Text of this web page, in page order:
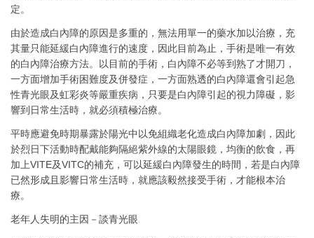
定。
由於造成白內障的原因是多重的，無法用單一的藥水加以治療，充
其量只能延緩白內障進行的速度，因此目前為止，手術是唯一有效
的白內障治療方法。以目前的手術，白內障不必等到熟了才開刀，
一方面增加手術困難度及併發症，一方面熟透的白內障還會引起急
性青光眼及虹彩炎等嚴重疾病，只要是白內障引起的視力障礙，影
響到日常生活時，就必須積極治療。
平時應避免時期暴露於陽光中以免組織老化造成白內障加劇，因此
於烈日下活動時配戴能夠隔絕紫外線的太陽眼鏡，均衡的飲食，再
加上VITE及VITC的補充，可以延緩白內障發生的時間，若是白內障
已然形成且影響日常生活時，就應該毅然接受手術，才能根本治
療。
老年人失明的主因－談青光眼